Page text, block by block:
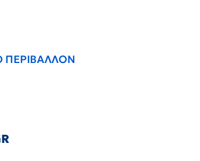
ΠΕΡΙΒΑΛΛΟΝ